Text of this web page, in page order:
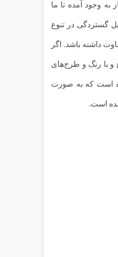
به وجود آمده تا ما
گستردگی در تنوع
داشته باشد. اگر
و با رنگ و طرح‌های
است که به صورت
است.